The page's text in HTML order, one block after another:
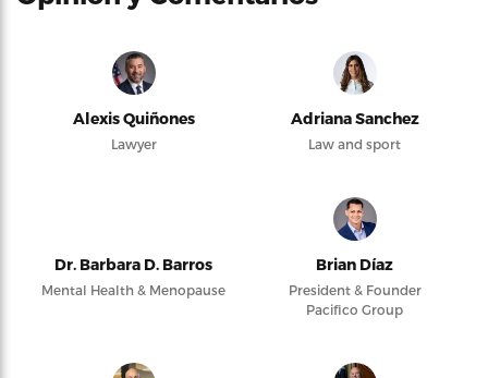
Alexis Quiñones
Lawyer
Adriana Sanchez
Law and sport
Dr. Barbara D. Barros
Mental Health & Menopause
Brian Díaz
President & Founder
Pacifico Group